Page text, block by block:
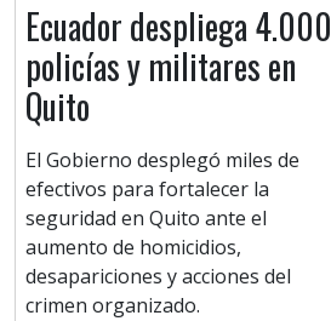
Ecuador despliega 4.000
policías y militares en
Quito
El Gobierno desplegó miles de
efectivos para fortalecer la
seguridad en Quito ante el
aumento de homicidios,
desapariciones y acciones del
crimen organizado.